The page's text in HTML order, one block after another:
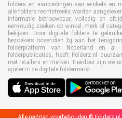
folders en aanbiedingen van winkels en
alle folders rechtstreeks worden
informatie betrouwbaar, volledig en
eenvoudig zoeken op winkel, merk of
bekijken. Door digitale folders te
bezoekers bovendien bij aan het
folderplatform van Nederland en
folderpublicaties, heeft Folderz.nl
met retailers en merken. Hierdoor zijn we
speler in de digitale foldermarkt.